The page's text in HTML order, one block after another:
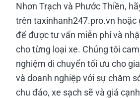
Nhơn Trạch và Phước Thiền,
trên taxinhanh247.pro.vn hoặc
để được tư vấn miễn phí và
cho từng loại xe. Chúng tôi
nghiệm di chuyển tối ưu cho
và doanh nghiệp với sự chăm
chu đáo, xe sạch sẽ và giá